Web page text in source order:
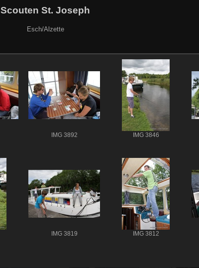
Scouten St. Joseph
Esch/Alzette
IMG 3892 IMG 3846
IMG 3819 IMG 3812